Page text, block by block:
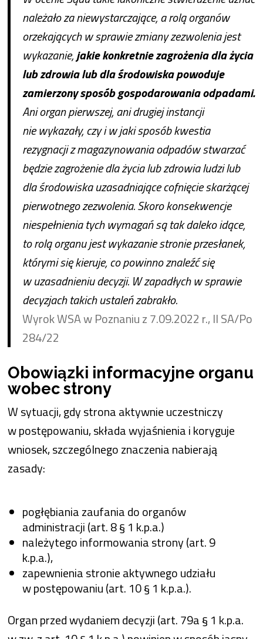
należało za niewystarczające, a rolą organów
orzekających w sprawie zmiany zezwolenia jest
wykazanie,jakie konkretnie zagrożenia dla życia
lub zdrowia lub dla środowiska powoduje
zamierzony sposób gospodarowania odpadami.
Ani organ pierwszej, ani drugiej instancji
nie wykazały, czy i w jaki sposób kwestia
rezygnacji z magazynowania odpadów stwarzać
będzie zagrożenie dla życia lub zdrowia ludzi lub
dla środowiska uzasadniające cofnięcie skarżącej
pierwotnego zezwolenia. Skoro konsekwencje
niespełnienia tych wymagań są tak daleko idące,
to rolą organu jest wykazanie stronie przesłanek,
którymi się kieruje, co powinno znaleźć się
w uzasadnieniu decyzji. W zapadłych w sprawie
decyzjach takich ustaleń zabrakło.
Wyrok WSA w Poznaniu z 7.09.2022 r., II SA/Po
284/22
Obowiązki informacyjne organu
wobec strony
W sytuacji, gdy strona aktywnie uczestniczy
w postępowaniu, składa wyjaśnienia i koryguje
wniosek, szczególnego znaczenia nabierają
zasady:
pogłębiania zaufania do organów
administracji (art. 8 § 1 k.p.a.)
należytego informowania strony (art. 9
k.p.a.),
zapewnienia stronie aktywnego udziału
w postępowaniu (art. 10 § 1 k.p.a.).
Organ przed wydaniem decyzji (art. 79a § 1 k.p.a.